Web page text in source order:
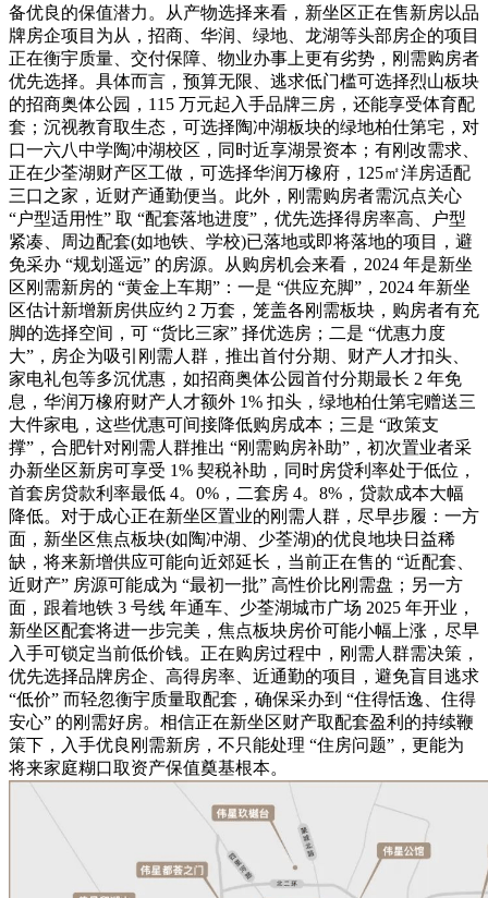
备优良的保值潜力。从产物选择来看，新坐区正在售新房以品
牌房企项目为从，招商、华润、绿地、龙湖等头部房企的项目
正在衡宇质量、交付保障、物业办事上更有劣势，刚需购房者
优先选择。具体而言，预算无限、逃求低门槛可选择烈山板块
的招商奥体公园，115 万元起入手品牌三房，还能享受体育配
套；沉视教育取生态，可选择陶冲湖板块的绿地柏仕第宅，对
口一六八中学陶冲湖校区，同时近享湖景资本；有刚改需求、
正在少荃湖财产区工做，可选择华润万橡府，125㎡洋房适配
三口之家，近财产通勤便当。此外，刚需购房者需沉点关心
“户型适用性” 取 “配套落地进度”，优先选择得房率高、户型
紧凑、周边配套(如地铁、学校)已落地或即将落地的项目，避
免采办 “规划遥远” 的房源。从购房机会来看，2024 年是新坐
区刚需新房的 “黄金上车期”：一是 “供应充脚”，2024 年新坐
区估计新增新房供应约 2 万套，笼盖各刚需板块，购房者有充
脚的选择空间，可 “货比三家” 择优选房；二是 “优惠力度
大”，房企为吸引刚需人群，推出首付分期、财产人才扣头、
家电礼包等多沉优惠，如招商奥体公园首付分期最长 2 年免
息，华润万橡府财产人才额外 1% 扣头，绿地柏仕第宅赠送三
大件家电，这些优惠可间接降低购房成本；三是 “政策支
撑”，合肥针对刚需人群推出 “刚需购房补助”，初次置业者采
办新坐区新房可享受 1% 契税补助，同时房贷利率处于低位，
首套房贷款利率最低 4。0%，二套房 4。8%，贷款成本大幅
降低。对于成心正在新坐区置业的刚需人群，尽早步履：一方
面，新坐区焦点板块(如陶冲湖、少荃湖)的优良地块日益稀
缺，将来新增供应可能向近郊延长，当前正在售的 “近配套、
近财产” 房源可能成为 “最初一批” 高性价比刚需盘；另一方
面，跟着地铁 3 号线 年通车、少荃湖城市广场 2025 年开业，
新坐区配套将进一步完美，焦点板块房价可能小幅上涨，尽早
入手可锁定当前低价钱。正在购房过程中，刚需人群需决策，
优先选择品牌房企、高得房率、近通勤的项目，避免盲目逃求
“低价” 而轻忽衡宇质量取配套，确保采办到 “住得恬逸、住得
安心” 的刚需好房。相信正在新坐区财产取配套盈利的持续鞭
策下，入手优良刚需新房，不只能处理 “住房问题”，更能为
将来家庭糊口取资产保值奠基根本。